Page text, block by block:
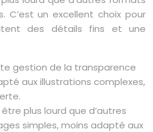
C’est un excellent choix pour
des détails fins et une
gestion de la transparence
aux illustrations complexes,
plus lourd que d’autres
simples, moins adapté aux